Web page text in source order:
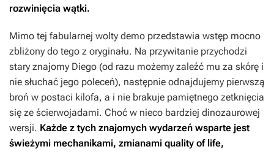
rozwinięcia wątki.
Mimo tej fabularnej wolty demo przedstawia wstęp mocno
zbliżony do tego z oryginału. Na przywitanie przychodzi
stary znajomy Diego (od razu możemy zaleźć mu za skórę i
nie słuchać jego poleceń), następnie odnajdujemy pierwszą
broń w postaci kilofa, a i nie brakuje pamiętnego zetknięcia
się ze ścierwojadami. Choć w nieco bardziej dinozaurowej
wersji. Każde z tych znajomych wydarzeń wsparte jest
świeżymi mechanikami, zmianami quality of life,